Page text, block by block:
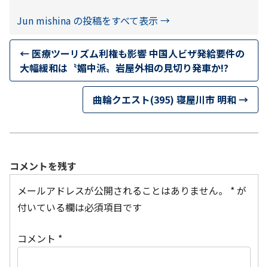
Jun mishina の投稿をすべて表示 →
← 医療ツーリズム利権も影響 中国人ビザ発給要件の
大幅緩和は〝媚中派〟岩屋外相の見切り発車か!?
曲輪クエスト(395) 寝屋川市 明和 →
コメントを残す
メールアドレスが公開されることはありません。
*が
付いている欄は必須項目です
コメント *